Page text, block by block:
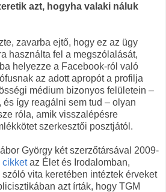
azt, hogyha valaki náluk
zavarba ejtő, hogy ez az ügy
használta fel a megszólalását,
helyezze a Facebook-ról való
az adott apropót a profilja
médium bizonyos felületein –
így reagálni sem tud – olyan
róla, amik visszalépésre
szerkesztői posztjától.
György két szerzőtársával 2009-
cikketaz Élet és Irodalomban,
vita keretében intéztek érveket
azt írták, hogy TGM